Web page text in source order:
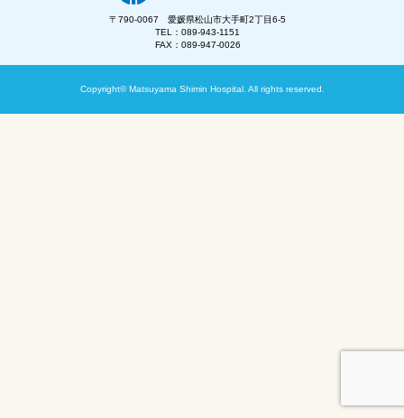
〒790-0067 愛媛県松山市大手町2丁目6-5
TEL：089-943-1151
FAX：089-947-0026
Copyright© Matsuyama Shimin Hospital. All rights reserved.